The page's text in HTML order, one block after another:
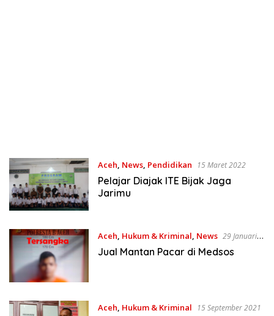
Aceh, News, Pendidikan 15 Maret 2022
Pelajar Diajak ITE Bijak Jaga
Jarimu
Aceh, Hukum & Kriminal, News 29 Januari
2022
Jual Mantan Pacar di Medsos
Aceh, Hukum & Kriminal 15 September 2021